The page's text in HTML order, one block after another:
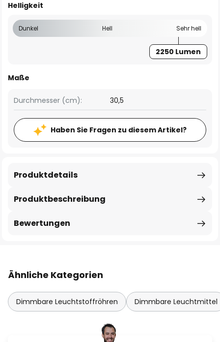
Helligkeit
Dunkel Hell Sehr hell
2250 Lumen
Maße
Durchmesser (cm): 30,5
Haben Sie Fragen zu diesem Artikel?
Produktbeschreibung
Produktdetails
Bewertungen
Ähnliche Kategorien
Dimmbare Leuchtstoffröhren Dimmbare Leuchtmittel